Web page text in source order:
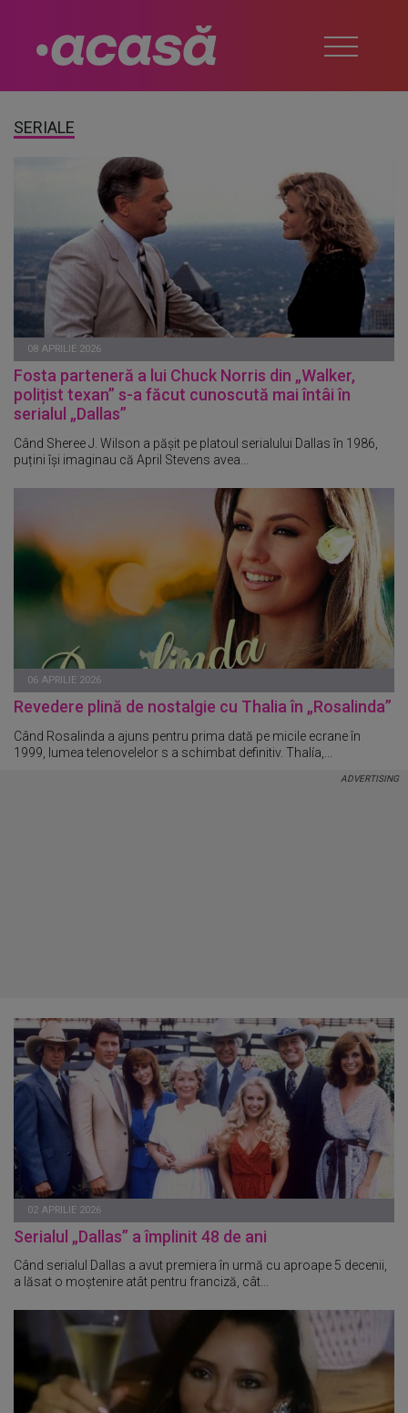
SERIALE
08 APRILIE 2026
Fosta parteneră a lui Chuck Norris din „Walker,
polițist texan” s-a făcut cunoscută mai întâi în
serialul „Dallas”
Când Sheree J. Wilson a pășit pe platoul serialului Dallas în 1986,
puțini își imaginau că April Stevens avea...
06 APRILIE 2026
Revedere plină de nostalgie cu Thalia în „Rosalinda”
Când Rosalinda a ajuns pentru prima dată pe micile ecrane în
1999, lumea telenovelelor s a schimbat definitiv. Thalía,...
02 APRILIE 2026
Serialul „Dallas” a împlinit 48 de ani
Când serialul Dallas a avut premiera în urmă cu aproape 5 decenii,
a lăsat o moștenire atât pentru franciză, cât...